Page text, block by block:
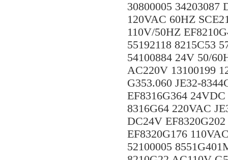
30800005 34203087
120VAC 60HZ
110V/50HZ
55192118 8215C53
54100884 24V 50/
AC220V 13100199
G353.060 JE32-
EF8316G364
8316G64 220VAC
DC24V
EF8320G176
52100005